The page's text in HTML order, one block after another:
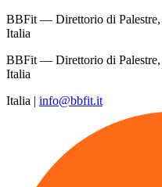
BBFit — Direttorio di Palestre,
Italia
BBFit — Direttorio di Palestre,
Italia
Italia | info@bbfit.it